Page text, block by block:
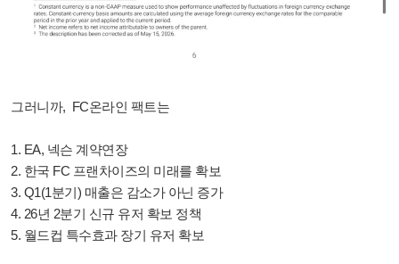
그러니까, FC온라인 팩트는
1. EA, 넥슨 계약연장
2. 한국 FC 프랜차이즈의 미래를 확보
3. Q1(1분기) 매출은 감소가 아닌 증가
4. 26년 2분기 신규 유저 확보 정책
5. 월드컵 특수효과 장기 유저 확보